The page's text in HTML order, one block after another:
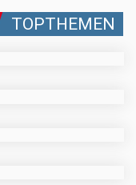
TOPTHEMEN